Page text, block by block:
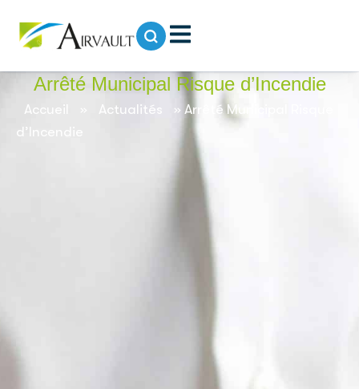
Arrêté Municipal Risque d’Incendie
Accueil Actualités » Arrêté Municipal Risque
d’Incendie